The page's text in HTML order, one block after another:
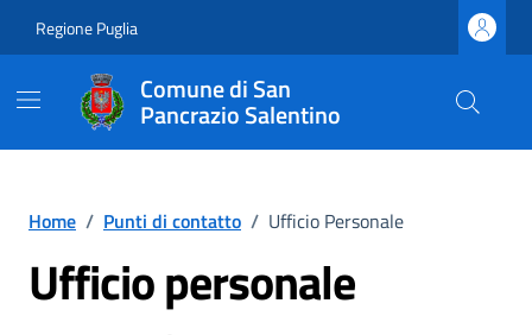
Regione Puglia
Comune di San
Pancrazio Salentino
Home / Punti di contatto / Ufficio Personale
Ufficio personale